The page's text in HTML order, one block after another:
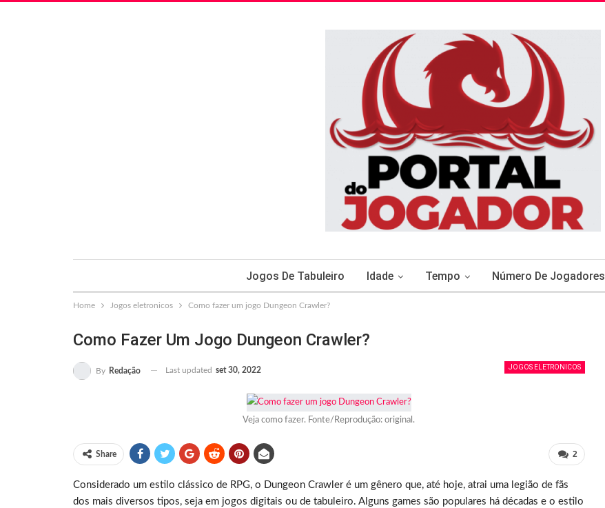
Jogos De Tabuleiro Idade Tempo Número De Jogadores
Home Jogos eletronicos Como fazer um jogo Dungeon Crawler?
Como Fazer Um Jogo Dungeon Crawler?
JOGOS ELETRONICOS
By Redação Last updated set 30, 2022
Veja como fazer. Fonte/Reprodução: original.
2
Share
Considerado um estilo clássico de RPG, o Dungeon Crawler é um gênero que, até hoje, atrai uma legião de fãs
dos mais diversos tipos, seja em jogos digitais ou de tabuleiro. Alguns games são populares há décadas e o estilo